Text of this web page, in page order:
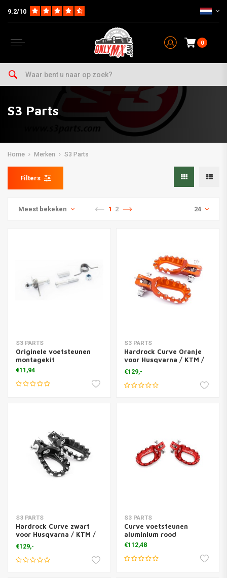
9.2/10
0
S3 Parts
Home Merken S3 Parts
Filters
Meest bekeken 1 2 24
S3 PARTS
Originele voetsteunen
montagekit
€11,94
S3 PARTS
Hardrock Curve Oranje
voor Husqvarna / KTM /
GasGas
€129,-
S3 PARTS
Hardrock Curve zwart
voor Husqvarna / KTM /
GasGas
€129,-
S3 PARTS
Curve voetsteunen
aluminium rood
€112,48